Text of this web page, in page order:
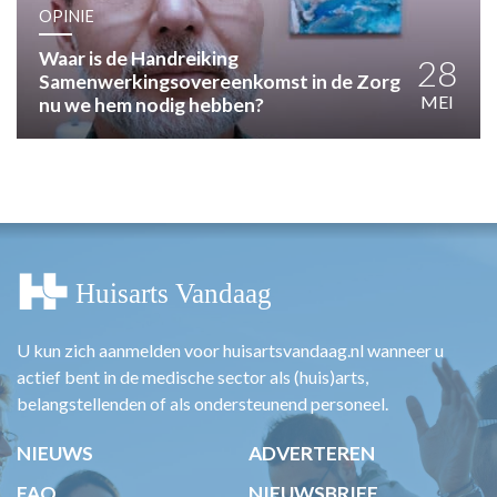
PRAKTIJKZAKEN
TARIEVEN
VPHUISARTSEN
MEDISCHE VAKHANDEL
OPINIE
Waar is de Handreiking
Samenwerkingsovereenkomst in de Zorg
nu we hem nodig hebben?
28
MEI
U kun zich aanmelden voor huisartsvandaag.nl wanneer u
actief bent in de medische sector als (huis)arts,
belangstellenden of als ondersteunend personeel.
NIEUWS
ADVERTEREN